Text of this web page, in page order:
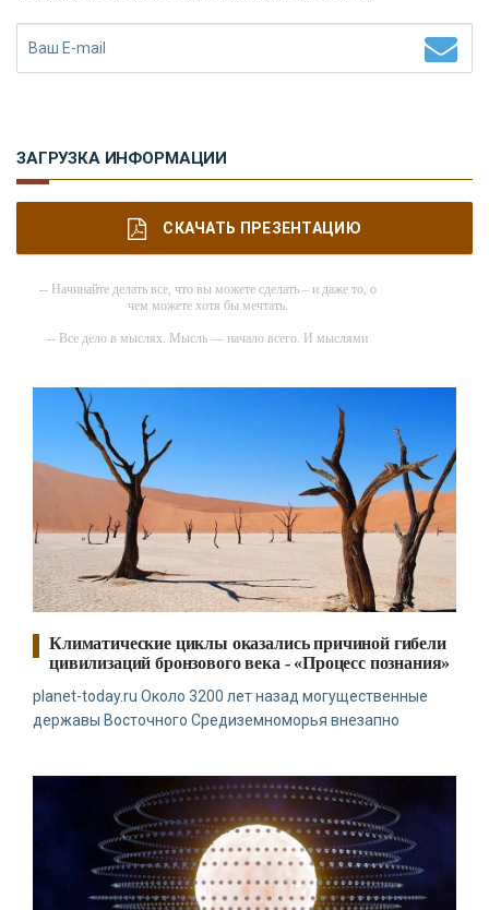
ЗАГРУЗКА ИНФОРМАЦИИ
СКАЧАТЬ ПРЕЗЕНТАЦИЮ
-- Начинайте делать все, что вы можете сделать – и даже то, о
чем можете хотя бы мечтать.
-- Все дело в мыслях. Мысль — начало всего. И мыслями
-- Идите уверенно по направлению к мечте. Живите той жизнью,
которую вы сами себе придумали.
-- Самое большое богатство — это ум. Самая большая нищета —
глупость. Из всех страхов самый пугающий — самолюбование.
-- Лучшее, что можно сделать с хорошим советом, это
пропустить его мимо ушей. Он никогда не бывает полезен
никому, кроме того, кто его дал.
-- Люблю давать советы и очень не люблю, когда их дают мне.
Климатические циклы оказались причиной гибели
цивилизаций бронзового века - «Процесс познания»
planet-today.ru Около 3200 лет назад могущественные
державы Восточного Средиземноморья внезапно